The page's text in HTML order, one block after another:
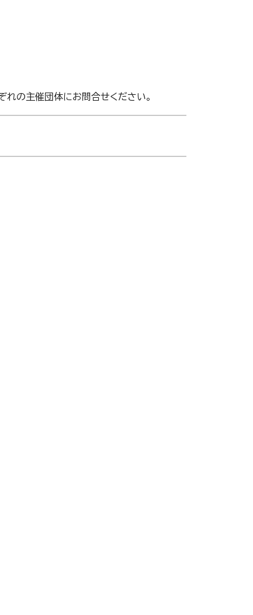
れの主催団体にお問合せください。